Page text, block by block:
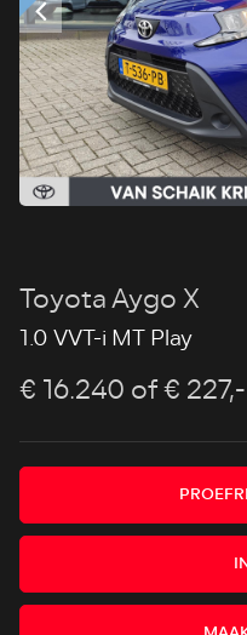
Toyota Aygo X
1.0 VVT-i MT Play
€ 16.240 of €